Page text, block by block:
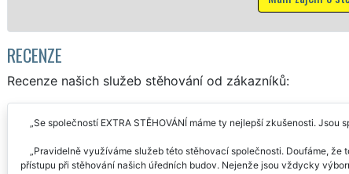
RECENZE
Recenze našich služeb stěhování od zákazníků:
Se společností EXTRA STĚHOVÁNÍ máme ty nejlepší zkušenosti.
Pravidelně využíváme služeb této stěhovací společnosti. Doufáme,
přístupu při stěhování našich úředních budov. Nejenže jsou vždycky